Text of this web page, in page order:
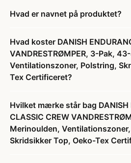
Hvad er navnet på produktet?
Hvad koster DANISH
VANDRESTRØMPER, 3-Pak,
Ventilationszoner, Polstring,
Tex Certificeret?
Hvilket mærke står bag DANISH
CLASSIC CREW
Merinoulden,
Skridsikker Top, Oeko-Tex